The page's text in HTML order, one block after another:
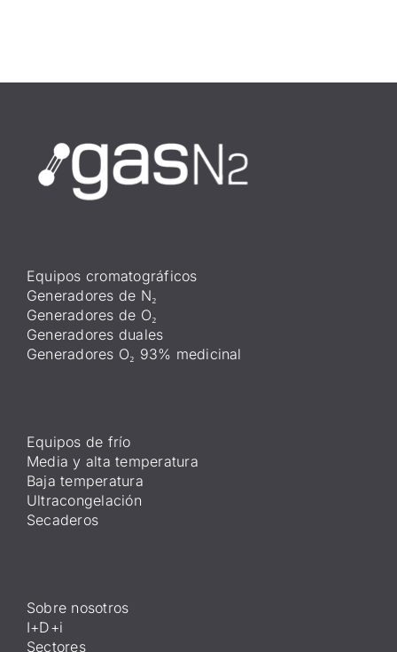
Equipos cromatográficos
Generadores de N₂
Generadores de O₂
Generadores duales
Generadores O₂ 93% medicinal
Equipos de frío
Media y alta temperatura
Baja temperatura
Ultracongelación
Secaderos
Sobre nosotros
I+D+i
Sectores